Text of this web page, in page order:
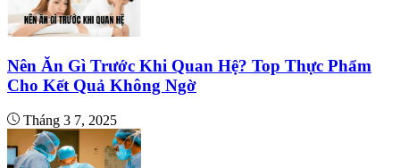
Nên Ăn Gì Trước Khi Quan Hệ? Top Thực Phẩm
Cho Kết Quả Không Ngờ
Tháng 3 7, 2025